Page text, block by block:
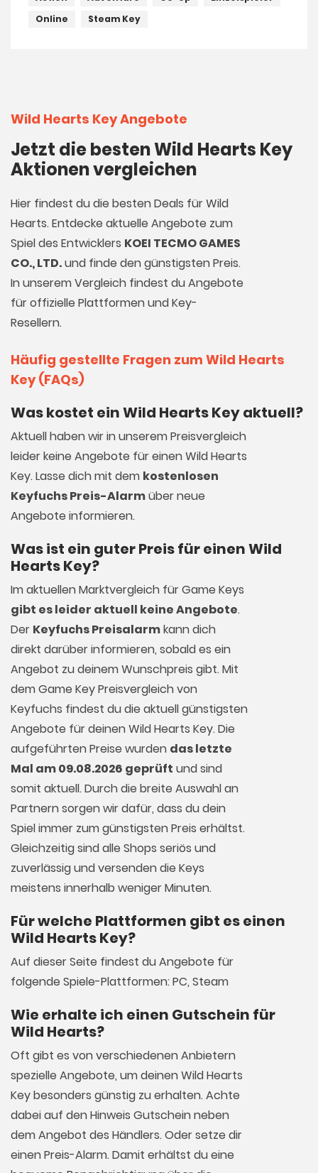
Online
Steam Key
Wild Hearts Key Angebote
Jetzt die besten Wild Hearts Key
Aktionen vergleichen
Hier findest du die besten Deals für Wild
Hearts. Entdecke aktuelle Angebote zum
Spiel des Entwicklers KOEI TECMO GAMES
CO., LTD.und finde den günstigsten Preis.
In unserem Vergleich findest du Angebote
für offizielle Plattformen und Key-
Resellern.
Häufig gestellte Fragen zum Wild Hearts
Key (FAQs)
Was kostet ein Wild Hearts Key aktuell?
Aktuell haben wir in unserem Preisvergleich
leider keine Angebote für einen Wild Hearts
Key. Lasse dich mit dem kostenlosen
Keyfuchs Preis-Alarmüber neue
Angebote informieren.
Was ist ein guter Preis für einen Wild
Hearts Key?
Im aktuellen Marktvergleich fürGame Keys
gibt es leider aktuell keine Angebote.
Der Keyfuchs Preisalarmkann dich
direkt darüber informieren, sobald es ein
Angebot zu deinem Wunschpreis gibt. Mit
dem Game Key Preisvergleich von
Keyfuchs findest du die aktuell günstigsten
Angebote für deinen Wild Hearts Key. Die
aufgeführten Preise wurden das letzte
Mal am 09.08.2026 geprüft und sind
somit aktuell. Durch die breite Auswahl an
Partnern sorgen wir dafür, dass du dein
Spiel immer zum günstigsten Preis erhältst.
Gleichzeitig sind alle Shops seriös und
zuverlässig und versenden die Keys
meistens innerhalb weniger Minuten.
Für welche Plattformen gibt es einen
Wild Hearts Key?
Auf dieser Seite findest du Angebote für
folgende Spiele-Plattformen: PC, Steam
Wie erhalte ich einen Gutschein für
Wild Hearts?
Oft gibt es von verschiedenen Anbietern
spezielle Angebote, um deinen Wild Hearts
Key besonders günstig zu erhalten. Achte
dabei auf den Hinweis Gutschein neben
dem Angebot des Händlers. Oder setze dir
einen Preis-Alarm. Damit erhältst du eine